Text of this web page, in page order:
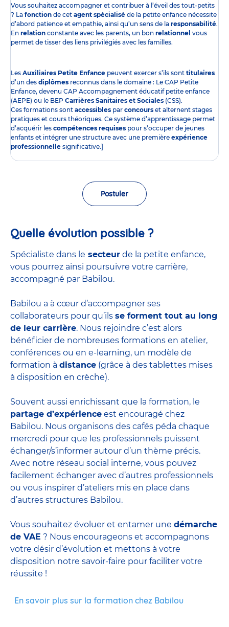
Vous souhaitez accompagner et contribuer à l’éveil des tout-petits
? La fonction de cet agent spécialisé de la petite enfance nécessite
d’abord patience et empathie, ainsi qu’un sens de la responsabilité.
En relation constante avec les parents, un bon relationnel vous
permet de tisser des liens privilégiés avec les familles.
Les Auxiliaires Petite Enfance peuvent exercer s’ils sont titulaires
d’un des diplômes reconnus dans le domaine : Le CAP Petite
Enfance, devenu CAP Accompagnement éducatif petite enfance
(AEPE) ou le BEP Carrières Sanitaires et Sociales (CSS).
Ces formations sont accessibles par concours et alternent stages
pratiques et cours théoriques. Ce système d’apprentissage permet
d’acquérir les compétences requises pour s’occuper de jeunes
enfants et intégrer une structure avec une première expérience
professionnelle significative.]
Postuler
Quelle évolution possible ?
Spécialiste dans le secteur de la petite enfance,
vous pourrez ainsi poursuivre votre carrière,
accompagné par Babilou.
Babilou a à cœur d’accompagner ses
collaborateurs pour qu’ils se forment tout au long
de leur carrière. Nous rejoindre c’est alors
bénéficier de nombreuses formations en atelier,
conférences ou en e-learning, un modèle de
formation à distance (grâce à des tablettes mises
à disposition en crèche).
Souvent aussi enrichissant que la formation, le
partage d’expérience est encouragé chez
Babilou. Nous organisons des cafés péda chaque
mercredi pour que les professionnels puissent
échanger/s’informer autour d’un thème précis.
Avec notre réseau social interne, vous pouvez
facilement échanger avec d’autres professionnels
ou vous inspirer d’ateliers mis en place dans
d’autres structures Babilou.
Vous souhaitez évoluer et entamer une démarche
de VAE ? Nous encourageons et accompagnons
votre désir d’évolution et mettons à votre
disposition notre savoir-faire pour faciliter votre
réussite !
En savoir plus sur la formation chez Babilou